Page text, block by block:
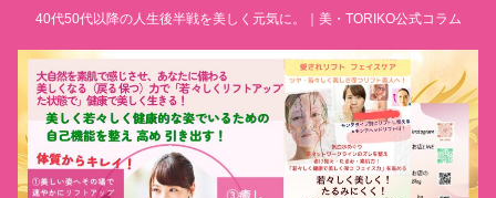
40代50代以降の人生後半戦を美しく元気に。｜美・TORIKO公式コラム